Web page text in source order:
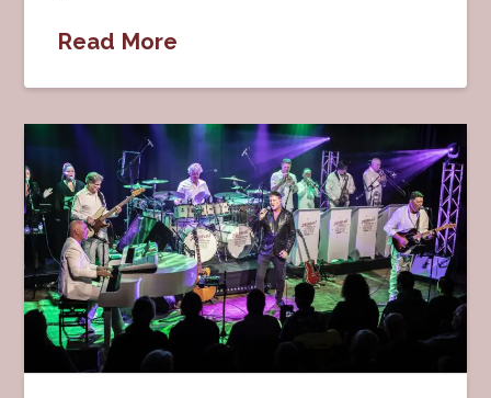
Read More